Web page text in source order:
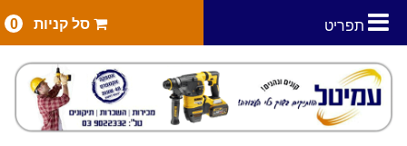
תפריט סל קניות 0